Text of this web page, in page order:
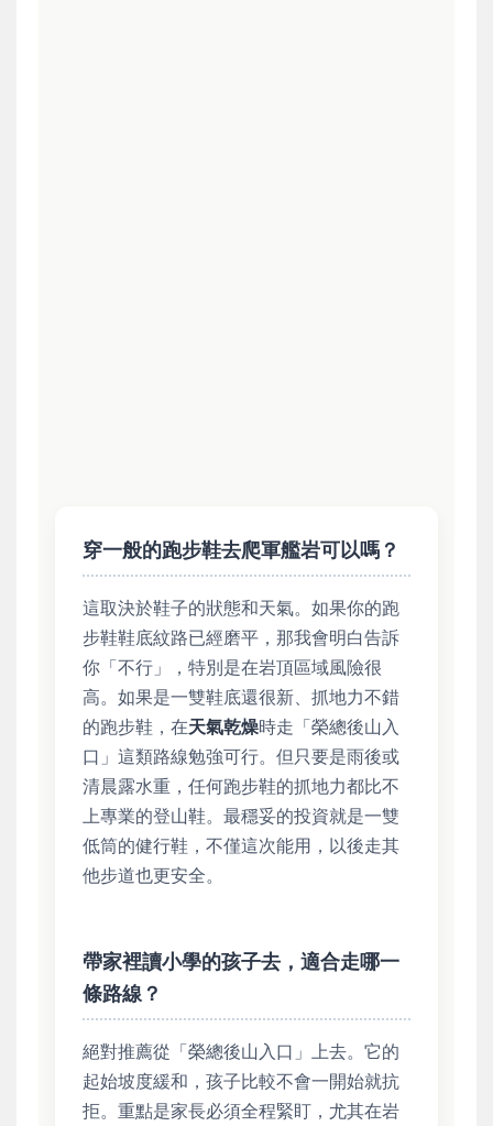
穿一般的跑步鞋去爬軍艦岩可以嗎？
這取決於鞋子的狀態和天氣。如果你的跑
步鞋鞋底紋路已經磨平，那我會明白告訴
你「不行」，特別是在岩頂區域風險很
高。如果是一雙鞋底還很新、抓地力不錯
的跑步鞋，在天氣乾燥時走「榮總後山入
口」這類路線勉強可行。但只要是雨後或
清晨露水重，任何跑步鞋的抓地力都比不
上專業的登山鞋。最穩妥的投資就是一雙
低筒的健行鞋，不僅這次能用，以後走其
他步道也更安全。
帶家裡讀小學的孩子去，適合走哪一
條路線？
絕對推薦從「榮總後山入口」上去。它的
起始坡度緩和，孩子比較不會一開始就抗
拒。重點是家長必須全程緊盯，尤其在岩